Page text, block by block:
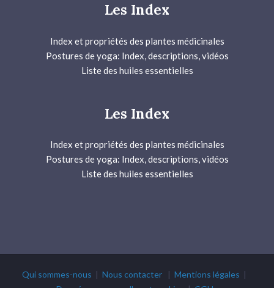
Les Index
Index et propriétés des plantes médicinales
Postures de yoga: Index, descriptions, vidéos
Liste des huiles essentielles
Les Index
Index et propriétés des plantes médicinales
Postures de yoga: Index, descriptions, vidéos
Liste des huiles essentielles
Qui sommes-nous | Nous contacter| Mentions légales |